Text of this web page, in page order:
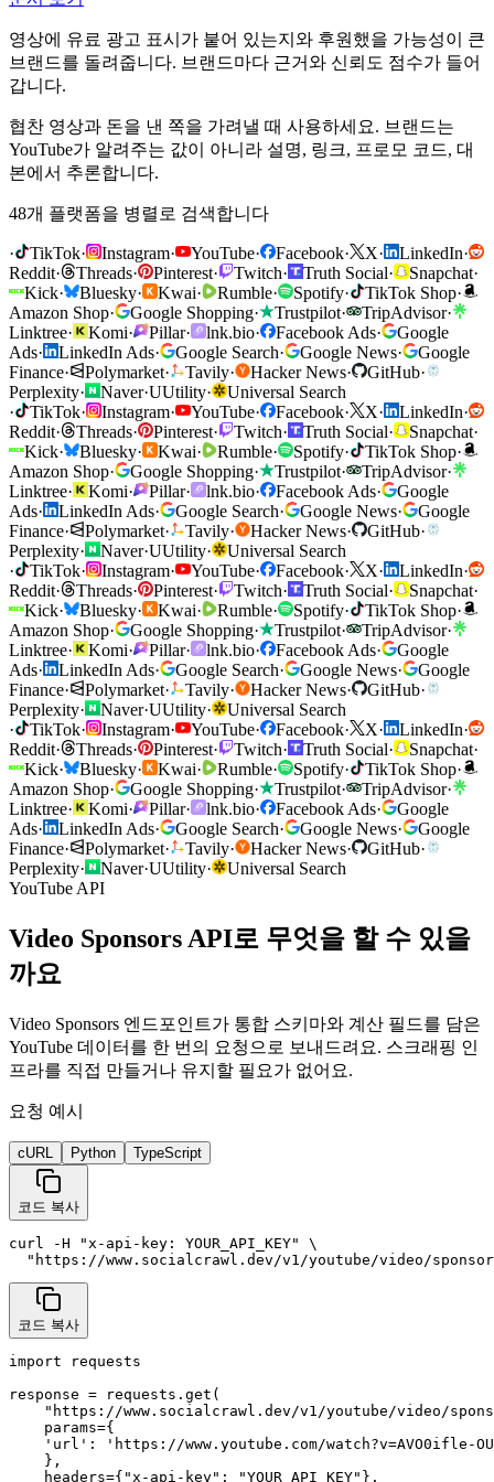
영상에 유료 광고 표시가 붙어 있는지와 후원했을 가능성이 큰
브랜드를 돌려줍니다. 브랜드마다 근거와 신뢰도 점수가 들어
갑니다.
협찬 영상과 돈을 낸 쪽을 가려낼 때 사용하세요. 브랜드는
YouTube가 알려주는 값이 아니라 설명, 링크, 프로모 코드, 대
본에서 추론합니다.
48개 플랫폼을 병렬로 검색합니다
· TikTok· Instagram· YouTube· Facebook· X· LinkedIn·
Reddit· Threads· Pinterest· Twitch· Truth Social· Snapchat·
Kick· Bluesky· Kwai· Rumble· Spotify· TikTok Shop·
Amazon Shop· Google Shopping· Trustpilot· TripAdvisor·
Linktree· Komi· Pillar· lnk.bio· Facebook Ads·
Google
Ads· LinkedIn Ads· Google Search· Google News·
Google
Finance· Polymarket· Tavily· Hacker News· GitHub·
Perplexity· Naver·UUtility·
Universal Search
·
TikTok· Instagram· YouTube· Facebook· X· LinkedIn·
Reddit· Threads· Pinterest· Twitch· Truth Social· Snapchat·
Kick· Bluesky· Kwai· Rumble· Spotify· TikTok Shop·
Amazon Shop· Google Shopping· Trustpilot· TripAdvisor·
Linktree· Komi· Pillar· lnk.bio· Facebook Ads·
Google
Ads· LinkedIn Ads· Google Search· Google News·
Google
Finance· Polymarket· Tavily· Hacker News· GitHub·
Perplexity· Naver·UUtility·
Universal Search
·
TikTok· Instagram· YouTube· Facebook· X· LinkedIn·
Reddit· Threads· Pinterest· Twitch· Truth Social· Snapchat·
Kick· Bluesky· Kwai· Rumble· Spotify· TikTok Shop·
Amazon Shop· Google Shopping· Trustpilot· TripAdvisor·
Linktree· Komi· Pillar· lnk.bio· Facebook Ads·
Google
Ads· LinkedIn Ads· Google Search· Google News·
Google
Finance· Polymarket· Tavily· Hacker News· GitHub·
Perplexity· Naver·UUtility·
Universal Search
·
TikTok· Instagram· YouTube· Facebook· X· LinkedIn·
Reddit· Threads· Pinterest· Twitch· Truth Social· Snapchat·
Kick· Bluesky· Kwai· Rumble· Spotify· TikTok Shop·
Amazon Shop· Google Shopping· Trustpilot· TripAdvisor·
Linktree· Komi· Pillar· lnk.bio· Facebook Ads·
Google
Ads· LinkedIn Ads· Google Search· Google News·
Google
Finance· Polymarket· Tavily· Hacker News· GitHub·
Perplexity· Naver·UUtility·
Universal Search
YouTube API
Video Sponsors API로 무엇을 할 수 있을
까요
Video Sponsors 엔드포인트가 통합 스키마와 계산 필드를 담은
YouTube 데이터를 한 번의 요청으로 보내드려요. 스크래핑 인
프라를 직접 만들거나 유지할 필요가 없어요.
요청 예시
cURL Python TypeScript
코드 복사
curl -H "x-api-key: YOUR_API_KEY" \
"https://www.socialcrawl.dev/v1/youtube/video/
코드 복사
import requests
response = requests.get(
"https://www.socialcrawl.dev/v1/youtube/video/
    params={
'url': 'https://www.youtube.com/watch?v=AVO0ifle-
    },
    headers={"x-api-key": "YOUR_API_KEY"},